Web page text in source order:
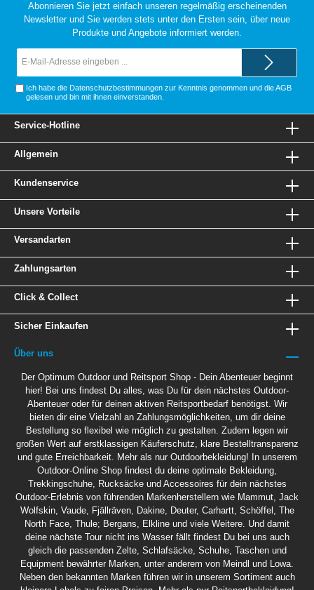
Abonnieren Sie jetzt einfach unseren regelmäßig erscheinenden
Newsletter und Sie werden stets unter den Ersten sein, über neue
Produkte und Angebote informiert werden.
Ich habe die Datenschutzbestimmungen zur Kenntnis genommen und dieAGB
gelesen und bin mit ihnen einverstanden.
Service-Hotline
Allgemein
Kundenservice
Unsere Vorteile
Versandarten
Zahlungsarten
Click & Collect
Sicher Einkaufen
Über uns
Der Optimum Outdoor und Reitsport Shop - Dein Abenteuer beginnt
hier! Bei uns findest Du alles, was Du für dein nächstes Outdoor-
Abenteuer oder für deinen aktiven Reitsportbedarf benötigst. Wir
bieten dir eine Vielzahl an Zahlungsmöglichkeiten, um dir deine
Bestellung so flexibel wie möglich zu gestalten. Zudem legen wir
großen Wert auf erstklassigen Käuferschutz, klare Bestelltransparenz
und gute Erreichbarkeit. Mehr als nur Outdoorbekleidung! In unserem
Outdoor-Online Shop findest du deine optimale Bekleidung,
Trekkingschuhe, Rucksäcke und Accessoires für dein nächstes
Outdoor-Erlebnis von führenden Markenherstellern wie Mammut, Jack
Wolfskin, Vaude, Fjällräven, Dakine, Deuter, Carhartt, Schöffel, The
North Face, Thule; Bergans, Elkline und viele Weitere. Und damit
deine nächste Tour nicht ins Wasser fällt findest Du bei uns auch
gleich die passenden Zelte, Schlafsäcke, Schuhe, Taschen und
Equipment bewährter Marken, unter anderem von Meindl und Lowa.
Neben den bekannten Marken führen wir in unserem Sortiment auch